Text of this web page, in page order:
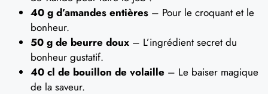
40 g d’amandes entières – Pour le croquant et le
bonheur.
50 g de beurre doux – L’ingrédient secret du
bonheur gustatif.
40 cl de bouillon de volaille – Le baiser magique
de la saveur.